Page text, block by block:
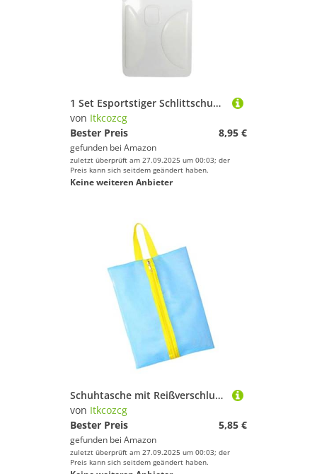
1 Set Esportstiger Schlittschuhe für Füße, Gleiter, geschwungene Füße
von Itkcozcg
Bester Preis
8,95 €
gefunden bei Amazon
zuletzt überprüft am 27.09.2025 um 00:03; der
Preis kann sich seitdem geändert haben.
Keine weiteren Anbieter
Schuhtasche mit Reißverschluss – tragbare Sneaker-Aufbewahrung für Reisen, Fitnessstudio, Outdoor-Aktivitäten, staubdicht, Schuh-Aufbewahrungstasche, Organizer, wasserdicht, Blauer und gelber Gürtel
von Itkcozcg
Bester Preis
5,85 €
gefunden bei Amazon
zuletzt überprüft am 27.09.2025 um 00:03; der
Preis kann sich seitdem geändert haben.